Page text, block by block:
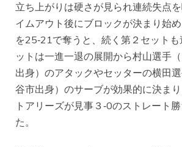
立ち上がりは硬さが見られ連続失点
イムアウト後にブロックが決まり始
を25‐21で奪うと、続く第２セット
ットは一進一退の展開から村山選手
出身）のアタックやセッターの横田
谷市出身）のサーブが効果的に決ま
トアリーズが見事３‐0のストレート
た。